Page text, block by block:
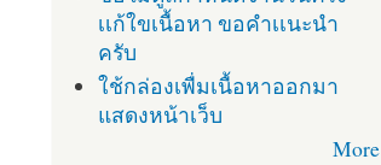
เเก้ใขเนื้อหา ขอคำเเนะนำ
ครับ
ใช้กล่องเพื่มเนื้อหาออกมา
แสดงหน้าเว็บ
More